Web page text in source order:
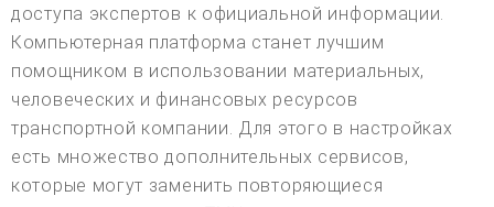
доступа экспертов к официальной информации.
Компьютерная платформа станет лучшим
помощником в использовании материальных,
человеческих и финансовых ресурсов
транспортной компании. Для этого в настройках
есть множество дополнительных сервисов,
которые могут заменить повторяющиеся